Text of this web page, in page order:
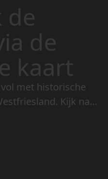
de
de
kaart
met historische
Kijk naar